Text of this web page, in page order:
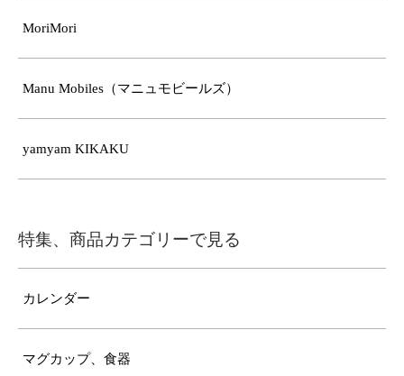
MoriMori
Manu Mobiles（マニュモビールズ）
yamyam KIKAKU
特集、商品カテゴリーで見る
カレンダー
マグカップ、食器